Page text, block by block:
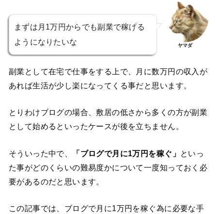
まずは月1万円からでも副業で稼げる
ようになりたいな
ヤマダ
副業として在宅で仕事をする上で、月に数万円の収入が
あれば生活が少し楽になってくる事だと思います。
とりわけブログの場合、敷居の低さから多くの方が副業
として始めるといったケースが後を立ちません。
そういった中で、 「ブログで月に1万円を稼ぐ」 といっ
た事がどのくらいの難易度かについて一度知っておく必
要があるのだと思います。
この記事では、ブログで月に1万円を稼ぐ為に必要な手